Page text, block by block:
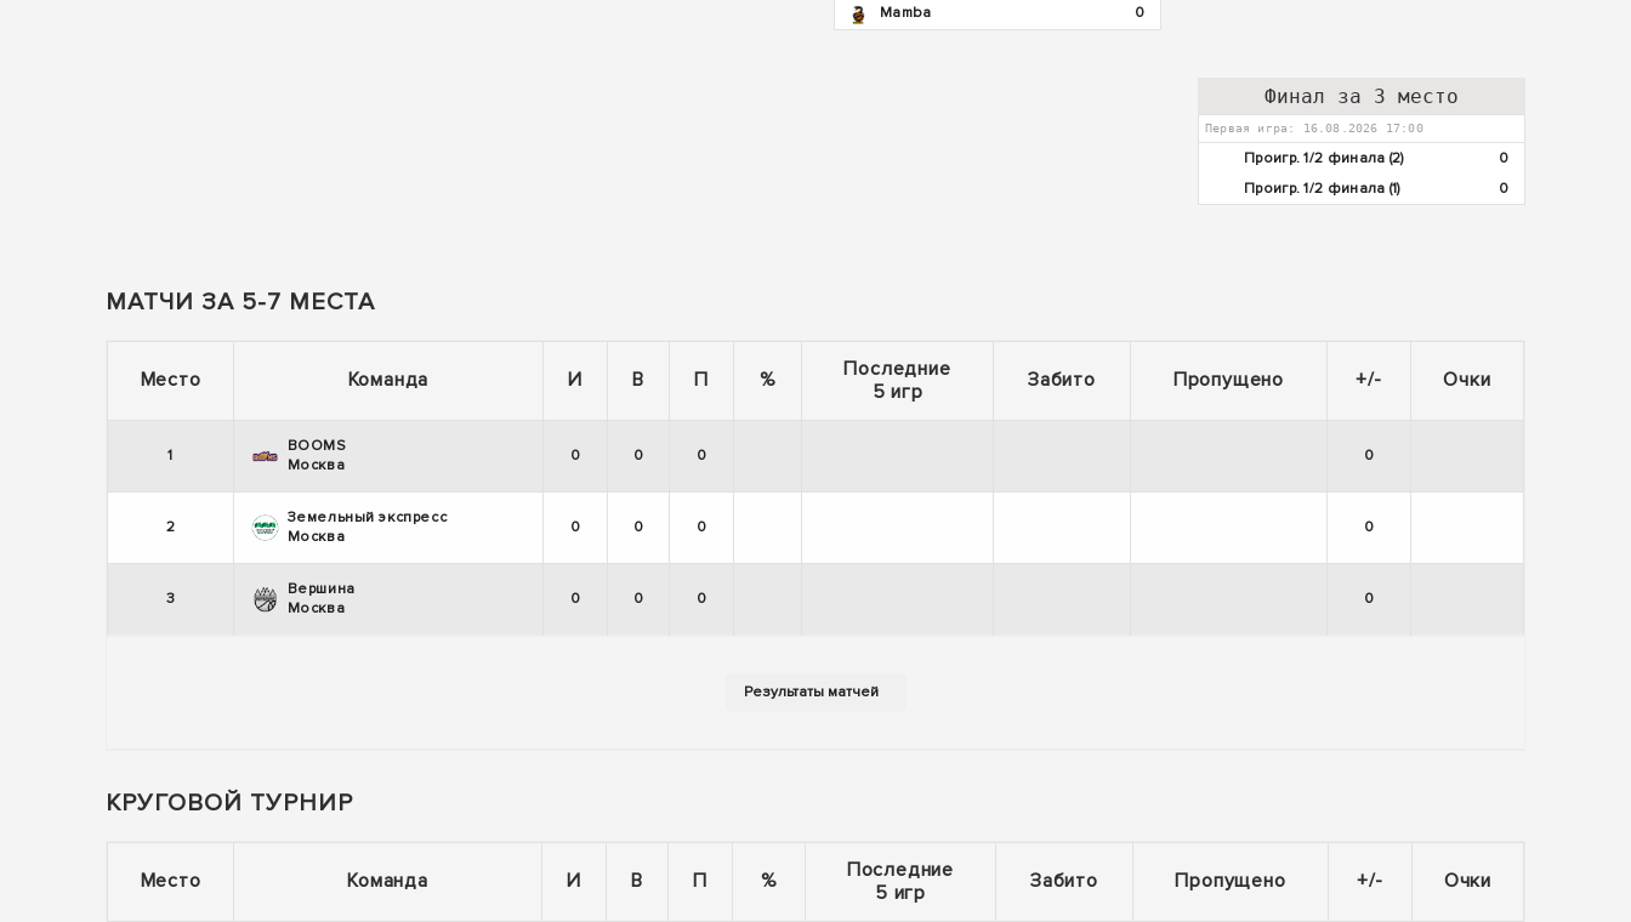
Mamba
0
Финал за 3 место
Первая игра: 16.08.2026 17:00
Проигр. 1/2 финала (2)
0
Проигр. 1/2 финала (1)
0
МАТЧИ ЗА 5-7 МЕСТА
Место Команда И В П %
Последние
5 игр
Забито Пропущено +/- Очки
1
BOOMS
Москва
0 0 0 0
2
Земельный экспресс
Москва
0 0 0 0
3
Вершина
Москва
0 0 0 0
КРУГОВОЙ ТУРНИР
Место Команда И В П %
Последние
5 игр
Забито Пропущено +/- Очки